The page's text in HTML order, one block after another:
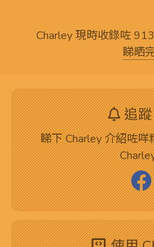
Charley 現時收錄咗
睇晒
追蹤
睇下 Charley 介紹咗